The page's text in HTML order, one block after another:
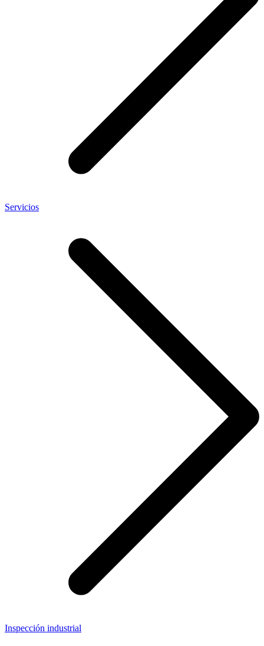
Servicios
Inspección industrial